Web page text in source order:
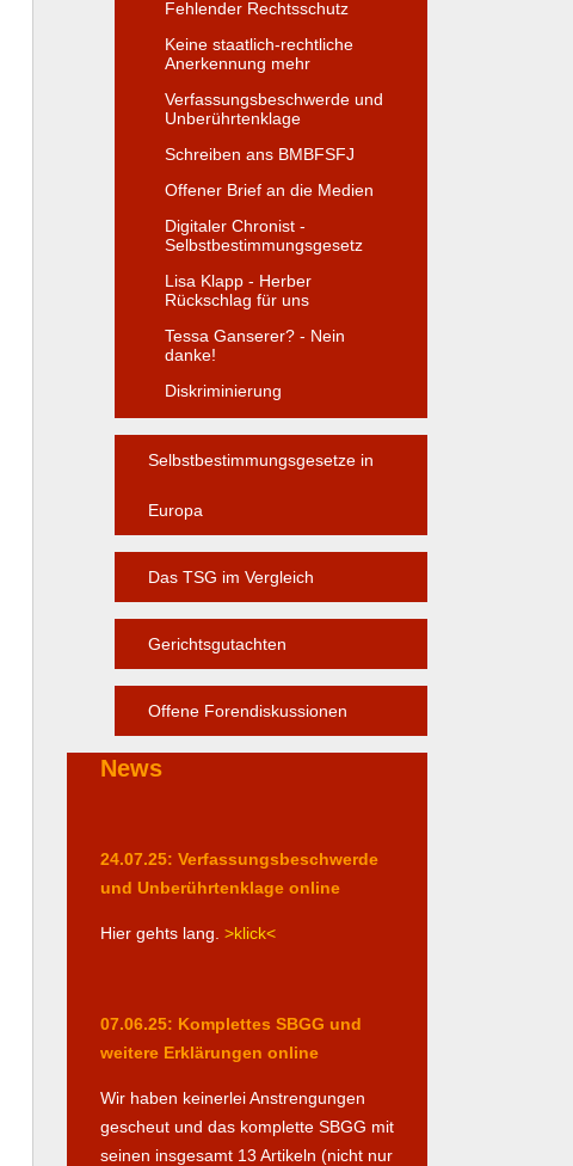
Fehlender Rechtsschutz
Keine staatlich-rechtliche
Anerkennung mehr
Verfassungsbeschwerde und
Unberührtenklage
Schreiben ans BMBFSFJ
Offener Brief an die Medien
Digitaler Chronist -
Selbstbestimmungsgesetz
Lisa Klapp - Herber
Rückschlag für uns
Tessa Ganserer? - Nein
danke!
Diskriminierung
Selbstbestimmungsgesetze in
Europa
Das TSG im Vergleich
Gerichtsgutachten
Offene Forendiskussionen
News
24.07.25: Verfassungsbeschwerde
und Unberührtenklage online
Hier gehts lang. >klick<
07.06.25: Komplettes SBGG und
weitere Erklärungen online
Wir haben keinerlei Anstrengungen
gescheut und das komplette SBGG mit
seinen insgesamt 13 Artikeln (nicht nur